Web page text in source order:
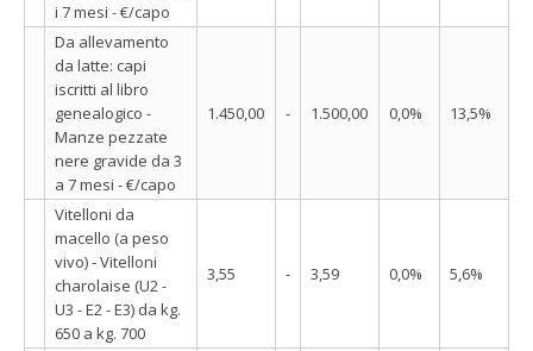
i 7 mesi - €/capo
Da allevamento
da latte: capi
iscritti al libro
genealogico -
Manze pezzate
nere gravide da 3
a 7 mesi - €/capo
1.450,00 - 1.500,00 0,0% 13,5%
Vitelloni da
macello (a peso
vivo) - Vitelloni
charolaise (U2 -
U3 - E2 - E3) da kg.
650 a kg. 700
3,55 - 3,59 0,0% 5,6%